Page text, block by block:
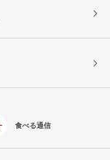
食べる通信